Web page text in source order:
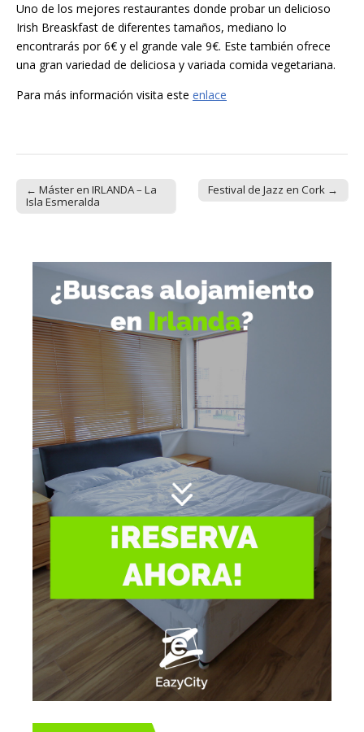
Uno de los mejores restaurantes donde probar un delicioso
Irish Breaskfast de diferentes tamaños, mediano lo
encontrarás por 6€ y el grande vale 9€. Este también ofrece
una gran variedad de deliciosa y variada comida vegetariana.
Para más información visita este enlace
Post navigation
← Máster en IRLANDA – La
Isla Esmeralda
Festival de Jazz en Cork →